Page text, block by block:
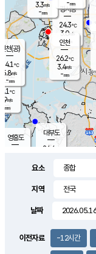
의도
℃
m/s
mm
영흥도
대부도
24.4
경서동
24.3℃
3.0m/s
-mm
3.3m/s
-mm
-mm
인천(공)
24.1℃
5.8m/s
-mm
인천
26.2℃
3.4m/s
-mm
요소
지역
날짜
이전자료 -12시간